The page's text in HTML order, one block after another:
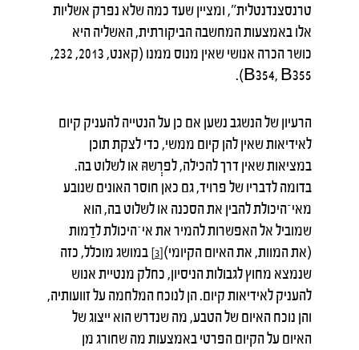
טרנסצנדנטלית״, ומציין שעד כמה שלא נפרק אשליות
אלו באמצעות המחשבה הביקורתית, האשליה היא
כושר הכרה אנושי שאין מנוס ממנו (קאנט, 2013, 232,
B354, B355).
הרעיון של הנשגב נשען אם כן על הנטייה להעניק קיום
לאידיאות שאין להן קיום ממשי, כדי לצקת תוכן
במציאות שאין דרך להכילה, לפרְשהּ או לשלוט בה.
בדומה לדבריו של פרויד, גם כאן חוסר האונים שנובע
מאי־היכולת להבין את הסכנה או לשלוט בה, הוא
שמוביל אל האפשרות להמיר את אי־היכולת לדַמות
(את המוות, את האיום הקיומי)[3]
במושג מוכלל, כזה
שנמצא מחוץ לגבולות הניסיון, כחלק מנטיית אנוש
להעניק לאידיאות קיום. הן לנוכח המלחמה על זוועותיה,
והן נוכח האיום של הטבע, מה שנדרש הוא ייצוג של
האיום על הקיום הפרטי באמצעות מה שחורג מן